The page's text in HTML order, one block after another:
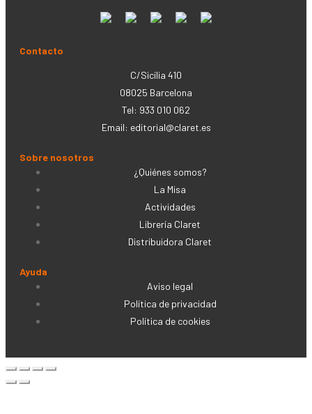
Contacto
C/Sicília 410
08025 Barcelona
Tel: 933 010 062
Email: editorial@claret.es
Sobre nosotros
¿Quiénes somos?
La Misa
Actividades
Librería Claret
Distribuidora Claret
Ayuda
Aviso legal
Política de privacidad
Política de cookies